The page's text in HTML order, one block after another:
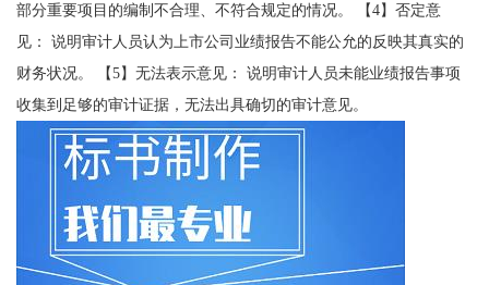
部分重要项目的编制不合理、不符合规定的情况。 【4】否定意
见： 说明审计人员认为上市公司业绩报告不能公允的反映其真实的
财务状况。 【5】无法表示意见： 说明审计人员未能业绩报告事项
收集到足够的审计证据，无法出具确切的审计意见。